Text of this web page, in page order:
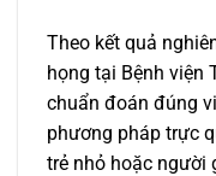
Theo kết quả
họng tại Bệnh viện
chuẩn đoán đúng
phương pháp trực
trẻ nhỏ hoặc người